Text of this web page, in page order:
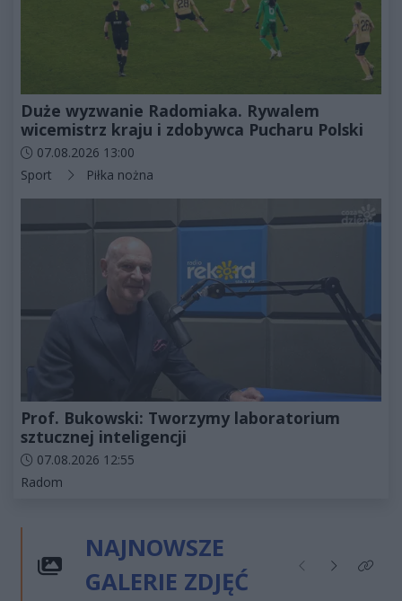
Duże wyzwanie Radomiaka. Rywalem
wicemistrz kraju i zdobywca Pucharu Polski
Data dodania artykułu:
07.08.2026 13:00
Kategorie artykułu:
Sport Piłka nożna
Prof. Bukowski: Tworzymy laboratorium
sztucznej inteligencji
Data dodania artykułu:
07.08.2026 12:55
Kategorie artykułu:
Radom
NAJNOWSZE
GALERIE ZDJĘĆ
Poprzednie
NastępneKliknij